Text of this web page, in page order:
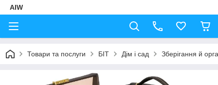
AIW
Товари та послуги БІТ Дім і сад Зберігання й